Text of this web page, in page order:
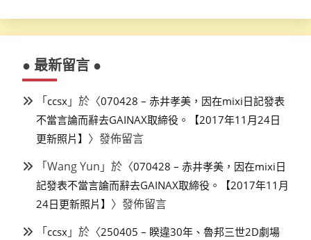
● 最新留言 ●
「ccsx 」於〈070428 – 赤井孝美，因在mixi日記發表
不當言論而辭去GAINAX取締役。【2017年11月24日
更新照片】 〉發佈留言
「Wang Yun 」於〈070428 – 赤井孝美，因在mixi日
記發表不當言論而辭去GAINAX取締役。【2017年11月
24日更新照片】 〉發佈留言
「ccsx 」於〈250405 – 睽違30年、魯邦三世2D劇場